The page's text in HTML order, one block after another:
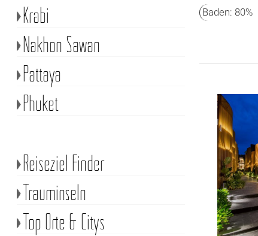
Baden: 80%
Krabi
Nakhon Sawan
Pattaya
Phuket
Reiseziel Finder
Trauminseln
Top Orte & Citys